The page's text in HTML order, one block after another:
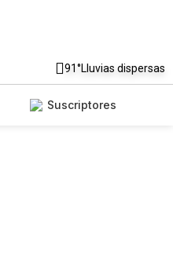
91°Lluvias dispersas
Suscriptores